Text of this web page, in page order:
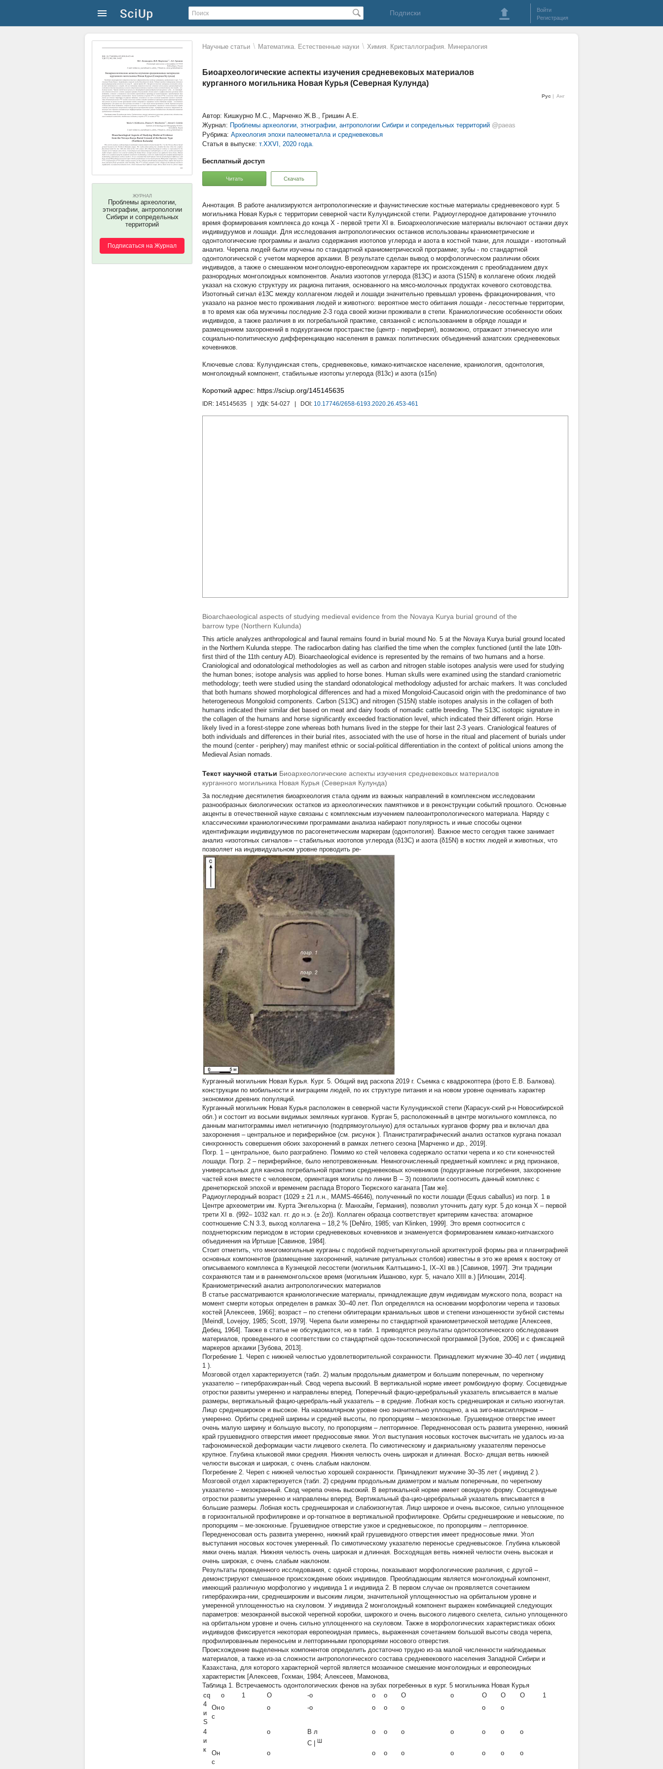
Подписки
Войти
Регистрация
Научные статьи \ Математика. Естественные науки \ Химия. Кристаллография. Минералогия
Биоархеологические аспекты изучения средневековых материалов
курганного могильника Новая Курья (Северная Кулунда)
Рус Анг
ЖУРНАЛ
Проблемы археологии,
этнографии, антропологии
Сибири и сопредельных
территорий
Подписаться на Журнал
Автор: Кишкурно М.С., Марченко Ж.В., Гришин А.Е.
Журнал: Проблемы археологии, этнографии, антропологии Сибири и сопредельных территорий @paeas
Рубрика: Археология эпохи палеометалла и средневековья
Статья в выпуске: т.XXVI, 2020 года.
Бесплатный доступ
Читать Скачать
В работе анализируются антропологические и фаунистические костные материалы средневекового кург. 5
могильника Новая Курья с территории северной части Кулундинской степи. Радиоуглеродное датирование уточнило
время формирования комплекса до конца X - первой трети XI в. Биоархеологические материалы включают останки двух
индивидуумов и лошади. Для исследования антропологических останков использованы краниометрические и
одонтологические программы и анализ содержания изотопов углерода и азота в костной ткани, для лошади - изотопный
анализ. Черепа людей были изучены по стандартной краниометрической программе; зубы - по стандартной
одонтологической с учетом маркеров архаики. В результате сделан вывод о морфологическом различии обоих
индивидов, а также о смешанном монголоидно-европеоидном характере их происхождения с преобладанием двух
разнородных монголоидных компонентов. Анализ изотопов углерода (813С) и азота (S15N) в коллагене обоих людей
указал на схожую структуру их рациона питания, основанного на мясо-молочных продуктах кочевого скотоводства.
Изотопный сигнал ё13С между коллагеном людей и лошади значительно превышал уровень фракционирования, что
указало на разное место проживания людей и животного: вероятное место обитания лошади - лесостепные территории,
в то время как оба мужчины последние 2-3 года своей жизни проживали в степи. Краниологические особенности обоих
индивидов, а также различия в их погребальной практике, связанной с использованием в обряде лошади и
размещением захоронений в подкурганном пространстве (центр - периферия), возможно, отражают этническую или
социально-политическую дифференциацию населения в рамках политических объединений азиатских средневековых
кочевников.
Кулундинская степь, средневековье, кимако-кипчакское население, краниология, одонтология,
монголоидный компонент, стабильные изотопы углерода (813с) и азота (s15n)
Короткий адрес: https://sciup.org/145145635
IDR: 145145635 | УДК: 54-027 | DOI: 10.17746/2658-6193.2020.26.453-461
Bioarchaeological aspects of studying medieval evidence from the Novaya Kurya burial ground of the
barrow type (Northern Kulunda)
This article analyzes anthropological and faunal remains found in burial mound No. 5 at the Novaya Kurya burial ground located
in the Northern Kulunda steppe. The radiocarbon dating has clarified the time when the complex functioned (until the late 10th-
first third of the 11th century AD). Bioarchaeological evidence is represented by the remains of two humans and a horse.
Craniological and odonatological methodologies as well as carbon and nitrogen stable isotopes analysis were used for studying
the human bones; isotope analysis was applied to horse bones. Human skulls were examined using the standard craniometric
methodology; teeth were studied using the standard odonatological methodology adjusted for archaic markers. It was concluded
that both humans showed morphological differences and had a mixed Mongoloid-Caucasoid origin with the predominance of two
heterogeneous Mongoloid components. Carbon (S13C) and nitrogen (S15N) stable isotopes analysis in the collagen of both
humans indicated their similar diet based on meat and dairy foods of nomadic cattle breeding. The S13C isotopic signature in
the collagen of the humans and horse significantly exceeded fractionation level, which indicated their different origin. Horse
likely lived in a forest-steppe zone whereas both humans lived in the steppe for their last 2-3 years. Craniological features of
both individuals and differences in their burial rites, associated with the use of horse in the ritual and placement of burials under
the mound (center - periphery) may manifest ethnic or social-political differentiation in the context of political unions among the
Medieval Asian nomads.
Текст научной статьи Биоархеологические аспекты изучения средневековых материалов
курганного могильника Новая Курья (Северная Кулунда)
За последние десятилетия биоархеология стала одним из важных направлений в комплексном исследовании
разнообразных биологических остатков из археологических памятников и в реконструкции событий прошлого. Основные
акценты в отечественной науке связаны с комплексным изучением палеоантропологического материала. Наряду с
классическими краниологическими программами анализа набирают популярность и иные способы оценки
идентификации индивидуумов по расогенетическим маркерам (одонтология). Важное место сегодня также занимает
анализ «изотопных сигналов» – стабильных изотопов углерода (δ13С) и азота (δ15N) в костях людей и животных, что
позволяет на индивидуальном уровне проводить ре-
Курганный могильник Новая Курья. Кург. 5. Общий вид раскопа 2019 г. Съемка с квадрокоптера (фото Е.В. Балкова).
конструкции по мобильности и миграциям людей, по их структуре питания и на новом уровне оценивать характер
экономики древних популяций.
Курганный могильник Новая Курья расположен в северной части Кулундинской степи (Карасук-ский р-н Новосибирской
обл.) и состоит из восьми видимых земляных курганов. Курган 5, расположенный в центре могильного комплекса, по
данным магнитограммы имел нетипичную (подпрямоугольную) для остальных курганов форму рва и включал два
захоронения – центральное и периферийное (см. рисунок ). Планистратиграфический анализ остатков кургана показал
синхронность совершения обоих захоронений в рамках летнего сезона [Марченко и др., 2019].
Погр. 1 – центральное, было разграблено. Помимо ко стей человека содержало остатки черепа и ко сти конечностей
лошади. Погр. 2 – периферийное, было непотревоженным. Немногочисленный предметный комплекс и ряд признаков,
универсальных для канона погребальной практики средневековых кочевников (подкурганные погребения, захоронение
частей коня вместе с человеком, ориентация могилы по линии В – З) позволили соотносить данный комплекс с
дренетюркской эпохой и временем распада Второго Тюркского каганата [Там же].
Радиоуглеродный возраст (1029 ± 21 л.н., MAMS-46646), полученный по кости лошади (Equus caballus) из погр. 1 в
Центре археометрии им. Курта Энгельхорна (г. Манхайм, Германия), позволил уточнить дату кург. 5 до конца Х – первой
трети ΧI в. (992– 1032 кал. гг. до н.э. (± 2σ)). Коллаген образца соответствует критериям качества: атомарное
соотношение C:N 3.3, выход коллагена – 18,2 % [DeNiro, 1985; van Klinken, 1999]. Это время соотносится с
позднетюркским периодом в истории средневековых кочевников и знаменуется формированием кимако-кипчакского
объединения на Иртыше [Савинов, 1984].
Стоит отметить, что многомогильные курганы с подобной подчетырехугольной архитектурой формы рва и планиграфией
основных компонентов (размещение захоронений, наличие ритуальных столбов) известны в это же время к востоку от
описываемого комплекса в Кузнецкой лесостепи (могильник Калтышино-1, IX–XI вв.) [Савинов, 1997]. Эти традиции
сохраняются там и в раннемонгольское время (могильник Ишаново, кург. 5, начало XIII в.) [Илюшин, 2014].
Краниометрический анализ антропологических материалов
В статье рассматриваются краниологические материалы, принадлежащие двум индивидам мужского пола, возраст на
момент смерти которых определен в рамках 30–40 лет. Пол определялся на основании морфологии черепа и тазовых
костей [Алексеев, 1966]; возраст – по степени облитерации краниальных швов и степени изношенности зубной системы
[Meindl, Lovejoy, 1985; Scott, 1979]. Черепа были измерены по стандартной краниометрической методике [Алексеев,
Дебец, 1964]. Также в статье не обсуждаются, но в табл. 1 приводятся результаты одонтоскопического обследования
материалов, проведенного в соответствии со стандартной одон-тоскопической программой [Зубов, 2006] и с фиксацией
маркеров архаики [Зубова, 2013].
Погребение 1.
Череп с нижней челюстью удовлетворительной сохранности. Принадлежит мужчине 30–40 лет ( индивид
1 ).
Мозговой отдел характеризуется (табл. 2) малым продольным диаметром и большим поперечным, по черепному
указателю – гипербрахикран-ный. Свод черепа высокий. В вертикальной норме имеет ромбоидную форму. Сосцевидные
отростки развиты умеренно и направлены вперед. Поперечный фацио-церебральный указатель вписывается в малые
размеры, вертикальный фацио-церебраль-ный указатель – в средние. Лобная кость среднеширокая и сильно изогнутая.
Лицо среднеширокое и высокое. На назомалярном уровне оно значительно уплощено, а на зиго-максиллярном –
умеренно. Орбиты средней ширины и средней высоты, по пропорциям – мезоконхные. Грушевидное отверстие имеет
очень малую ширину и большую высоту, по пропорциям – лепторинное. Передненосовая ость развита умеренно, нижний
край грушевидного отверстия имеет предносовые ямки. Угол выступания носовых косточек высчитать не удалось из-за
тафономической деформации части лицевого скелета. По симотическому и дакриальному указателям переносье
крупное. Глубина клыковой ямки средняя. Нижняя челюсть очень широкая и длинная. Восхо- дящая ветвь нижней
челюсти высокая и широкая, с очень слабым наклоном.
Погребение 2. Череп с нижней челюстью хорошей сохранности. Принадлежит мужчине 30–35 лет ( индивид 2 ).
Мозговой отдел характеризуется (табл. 2) средним продольным диаметром и малым поперечным, по черепному
указателю – мезокранный. Свод черепа очень высокий. В вертикальной норме имеет овоидную форму. Сосцевидные
отростки развиты умеренно и направлены вперед. Вертикальный фа-цио-церебральный указатель вписывается в
большие размеры. Лобная кость среднеширокая и слабоизогнутая. Лицо широкое и очень высокое, сильно уплощенное
в горизонтальной профилировке и ор-тогнатное в вертикальной профилировке. Орбиты среднеширокие и невысокие, по
пропорциям – ме-зоконхные. Грушевидное отверстие узкое и средневысокое, по пропорциям – лепторинное.
Передненосовая ость развита умеренно, нижний край грушевидного отверстия имеет предносовые ямки. Угол
выступания носовых косточек умеренный. По симотическому указателю переносье средневысокое. Глубина клыковой
ямки очень малая. Нижняя челюсть очень широкая и длинная. Восходящая ветвь нижней челюсти очень высокая и
очень широкая, с очень слабым наклоном.
Результаты проведенного исследования, с одной стороны, показывают морфологические различия, с другой –
демонстрируют смешанное происхождение обоих индивидов. Преобладающим является монголоидный компонент,
имеющий различную морфологию у индивида 1 и индивида 2. В первом случае он проявляется сочетанием
гипербрахикра-нии, среднешироким и высоким лицом, значительной уплощенностью на орбитальном уровне и
умеренной уплощенностью на скуловом. У индивида 2 монголоидный компонент выражен комбинацией следующих
параметров: мезокранной высокой черепной коробки, широкого и очень высокого лицевого скелета, сильно уплощенного
на орбитальном уровне и очень сильно уплощенного на скуловом. Также в морфологических характеристиках обоих
индивидов фиксируется некоторая европеоидная примесь, выраженная сочетанием большой высоты свода черепа,
профилированным переносьем и лепторинными пропорциями носового отверстия.
Происхождение выделенных компонентов определить достаточно трудно из-за малой численности наблюдаемых
материалов, а также из-за сложности антропологического состава средневекового населения Западной Сибири и
Казахстана, для которого характерной чертой является мозаичное смешение монголоидных и европеоидных
характеристик [Алексеев, Гохман, 1984; Алексеев, Мамонова,
Таблица 1.
Встречаемость одонтологических фенов на зубах погребенных в кург. 5 могильника Новая Курья
cq
4
и
S
о 1 О -о о о О о О О О
1
Он
с
о о -о о о о о о
4
и
к
о
В л
С |
Ш
о о о о о о о
Он
с
о о о о о о о о